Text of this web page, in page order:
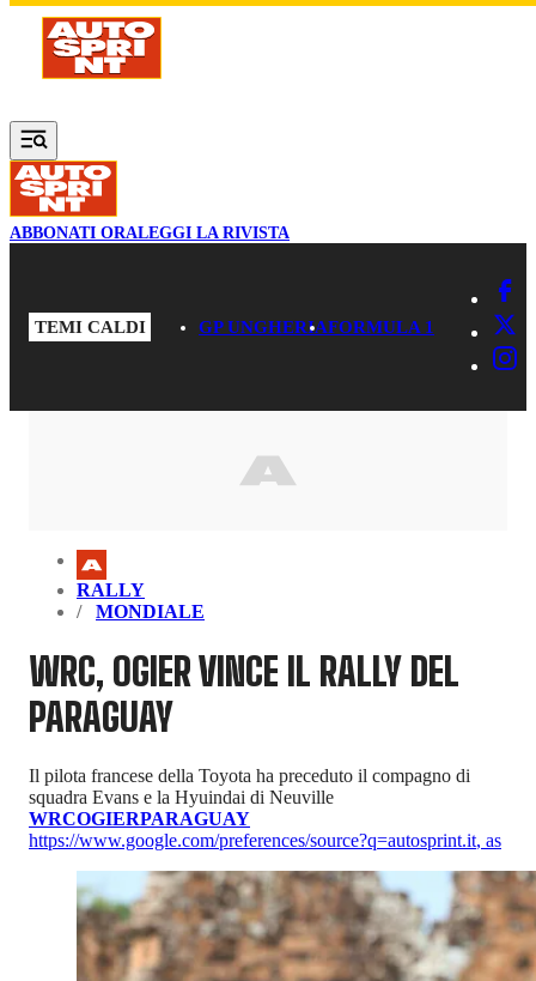
Vai al contenuto principale
ABBONATI ORALEGGI LA RIVISTA
TEMI CALDI GP UNGHERIAFORMULA 1
RALLY
MONDIALE
WRC, OGIER VINCE IL RALLY DEL
PARAGUAY
Il pilota francese della Toyota ha preceduto il compagno di
squadra Evans e la Hyuindai di Neuville
WRCOGIERPARAGUAY
https://www.google.com/preferences/source?q=autosprint.it, as